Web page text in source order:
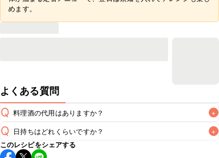
めます。
よくある質問
Q 料理酒の代用はありますか？ +
A
Q 日持ちはどれくらいですか？ +
保存期間は冷蔵で翌日中が目安です。なるべくお早めにお召
このレシピをシェアする